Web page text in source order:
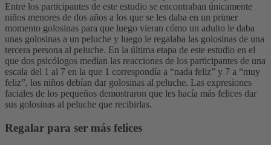
Entre los participantes de este estudio se encontraban únicamente
niños menores de dos años a los que se les daba en un primer
momento golosinas para que luego vieran cómo un adulto le daba
unas golosinas a un peluche y luego le regalaba las golosinas de una
tercera persona al peluche. En la última etapa de este estudio en el
que dos psicólogos medían las reacciones de los participantes de una
escala del 1 al 7 en la que 1 correspondía a “nada feliz” y 7 a “muy
feliz”, los niños debían dar golosinas al peluche. Las expresiones
faciales de los pequeños demostraron que les hacía más felices dar
sus golosinas al peluche que recibirlas.
Regalar para ser más felices